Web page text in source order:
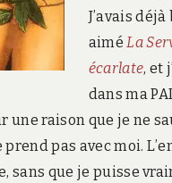
J’avais
aiméLa
écarlate, et
dans ma
une raison que je ne
pas avec moi.
sans que je puisse